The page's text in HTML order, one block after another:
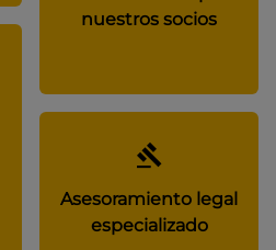
nuestros socios
Asesoramiento legal
especializado